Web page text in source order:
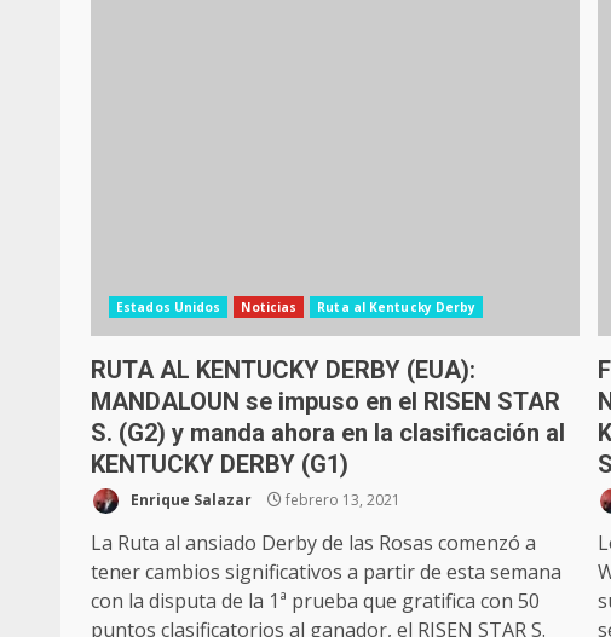
Estados Unidos Noticias Ruta al Kentucky Derby
RUTA AL KENTUCKY DERBY (EUA):
MANDALOUN se impuso en el RISEN STAR
S. (G2) y manda ahora en la clasificación al
KENTUCKY DERBY (G1)
Enrique Salazar febrero 13, 2021
La Ruta al ansiado Derby de las Rosas comenzó a
tener cambios significativos a partir de esta semana
con la disputa de la 1ª prueba que gratifica con 50
puntos clasificatorios al ganador, el RISEN STAR S.